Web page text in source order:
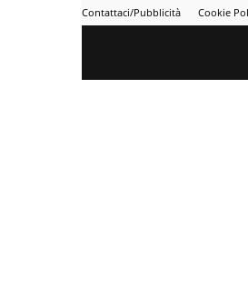
Contattaci/Pubblicità Cookie